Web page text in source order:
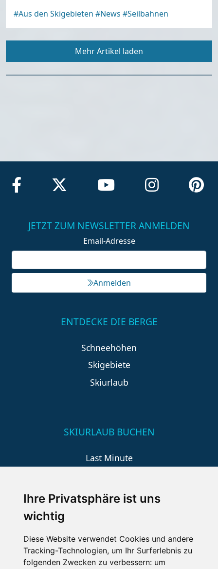
Ihre Privatsphäre ist uns
wichtig
Diese Website verwendet Cookies und andere
Tracking-Technologien, um Ihr Surferlebnis zu
folgenden Zwecken zu verbessern: um
#Aus den Skigebieten #News #Seilbahnen
Mehr Artikel laden
JETZT ZUM NEWSLETTER ANMELDEN
Email-Adresse
Anmelden
ENTDECKE DIE BERGE
Schneehöhen
Skigebiete
Skiurlaub
SKIURLAUB BUCHEN
Last Minute
Wellness
SCHNEEHÖHEN SKI APP
Die Schneehoehen Ski APP für iOS und Android - Ein